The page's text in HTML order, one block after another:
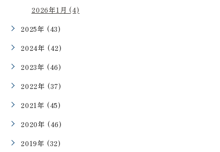
2026年1月 (4)
2025年 (43)
2024年 (42)
2023年 (46)
2022年 (37)
2021年 (45)
2020年 (46)
2019年 (32)